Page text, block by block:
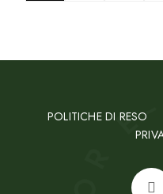
POLITICHE DI RESO